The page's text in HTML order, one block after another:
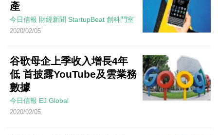
產
今日信報 財經新聞 StartupBeat 創科鬥室
2020/02/05
谷歌母企上季收入增長4年
低 首披露YouTube及雲業務
數據
今日信報 EJ Global
2020/02/05